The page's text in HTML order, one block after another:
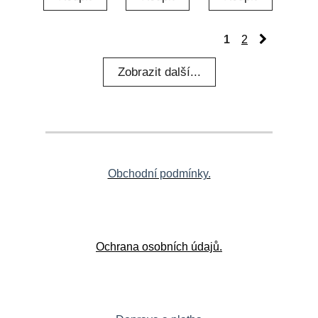
1 2
Obchodní podmínky.
Ochrana osobních údajů.